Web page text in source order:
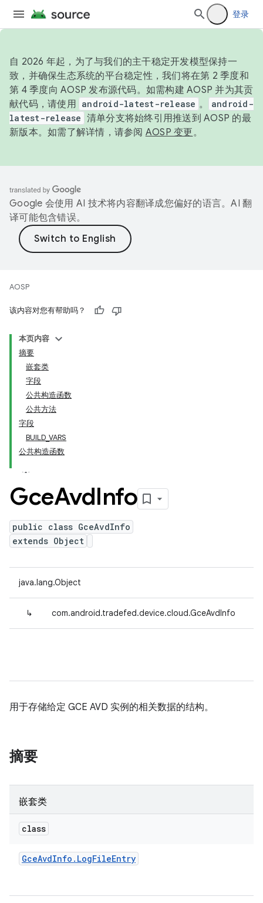
登录
自 2026 年起，为了与我们的主干稳定开发模型保持一
致，并确保生态系统的平台稳定性，我们将在第 2 季度和
第 4 季度向 AOSP 发布源代码。如需构建 AOSP 并为其贡
献代码，请使用 android-latest-release 。
android-
latest-release 清单分支将始终引用推送到 AOSP 的最
新版本。如需了解详情，请参阅 AOSP 变更。
Google 会使用 AI 技术将内容翻译成您偏好的语言。AI 翻
译可能包含错误。
AOSP
该内容对您有帮助吗？
本页内容
摘要
嵌套类
字段
公共构造函数
公共方法
字段
BUILD_VARS
公共构造函数
GceAvdInfo
public class GceAvdInfo
extends Object
java.lang.Object
↳ com.android.tradefed.device.cloud.GceAvdInfo
用于存储给定 GCE AVD 实例的相关数据的结构。
摘要
嵌套类
class
GceAvdInfo . LogFileEntry